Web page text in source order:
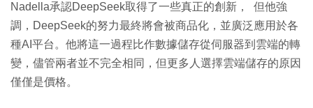
Nadella承認DeepSeek取得了一些真正的創新， 但他強
調，DeepSeek的努力最終將會被商品化，並廣泛應用於各
種AI平台。他將這一過程比作數據儲存從伺服器到雲端的轉
變，儘管兩者並不完全相同，但更多人選擇雲端儲存的原因
僅僅是價格。